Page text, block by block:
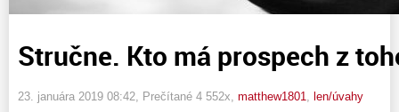
Stručne. Kto má prospech z
23. januára 2019 08:42 , Prečítané 4 552x, matthew1801 len/úvahy